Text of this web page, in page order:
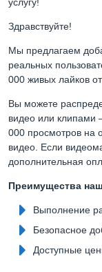
Здравствуйте!
Мы предлагаем
реальных
000 живых лайков
Вы можете
видео или клипами
000 просмотров на
видео. Если
дополнительная
Преимущества
Выполнение
Безопасное
Доступные